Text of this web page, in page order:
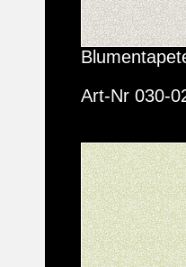
Art-Nr 030-